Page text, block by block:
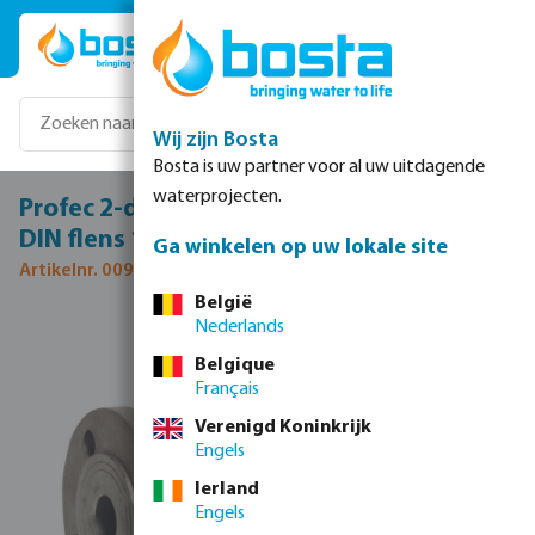
Ga naar de hoofdinhoud
Profec 2-delige kogelkraan RVS 316 DN50
DIN flens 16bar PN10/16 type 2019
Artikelnr. 0090855
Afbeeldingengalerij overslaan
Wij zijn Bosta
Bosta is uw partner voor al uw uitdagende
waterprojecten.
Ga winkelen op uw lokale site
België
Nederlands
Belgique
Français
Verenigd Koninkrijk
Engels
Ierland
Engels